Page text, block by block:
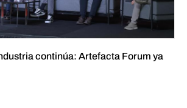
continúa: Artefacta Forum ya